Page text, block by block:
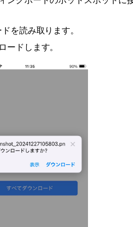
を読み取ります。
ドします。